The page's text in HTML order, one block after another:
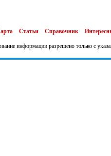
Статьи Справочник
информации разрешено только с